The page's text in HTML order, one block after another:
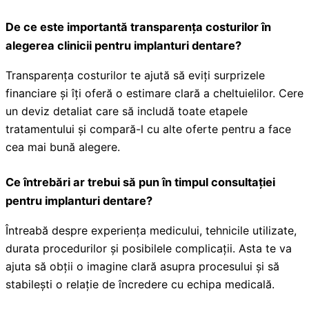
De ce este importantă transparența costurilor în
alegerea clinicii pentru implanturi dentare?
Transparența costurilor te ajută să eviți surprizele
financiare și îți oferă o estimare clară a cheltuielilor. Cere
un deviz detaliat care să includă toate etapele
tratamentului și compară-l cu alte oferte pentru a face
cea mai bună alegere.
Ce întrebări ar trebui să pun în timpul consultației
pentru implanturi dentare?
Întreabă despre experiența medicului, tehnicile utilizate,
durata procedurilor și posibilele complicații. Asta te va
ajuta să obții o imagine clară asupra procesului și să
stabilești o relație de încredere cu echipa medicală.